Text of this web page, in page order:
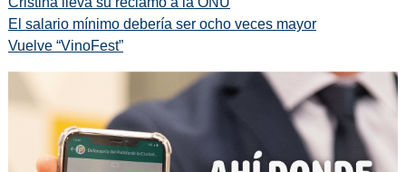
El salario mínimo debería ser ocho veces mayor
Vuelve “VinoFest”